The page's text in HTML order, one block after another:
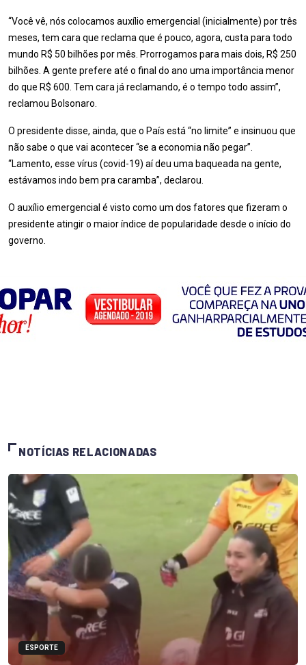
“Você vê, nós colocamos auxílio emergencial (inicialmente) por três
meses, tem cara que reclama que é pouco, agora, custa para todo
mundo R$ 50 bilhões por mês. Prorrogamos para mais dois, R$ 250
bilhões. A gente prefere até o final do ano uma importância menor
do que R$ 600. Tem cara já reclamando, é o tempo todo assim”,
reclamou Bolsonaro.
O presidente disse, ainda, que o País está “no limite” e insinuou que
não sabe o que vai acontecer “se a economia não pegar”.
“Lamento, esse vírus (covid-19) aí deu uma baqueada na gente,
estávamos indo bem pra caramba”, declarou.
O auxílio emergencial é visto como um dos fatores que fizeram o
presidente atingir o maior índice de popularidade desde o início do
governo.
NOTÍCIAS RELACIONADAS
ESPORTE